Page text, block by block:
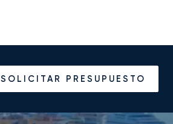
SOLICITAR PRESUPUESTO